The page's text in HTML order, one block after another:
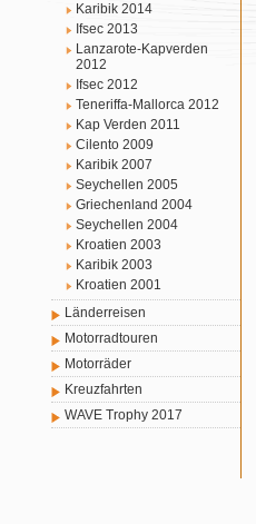
Karibik 2014
Ifsec 2013
Lanzarote-Kapverden
2012
Ifsec 2012
Teneriffa-Mallorca 2012
Kap Verden 2011
Cilento 2009
Karibik 2007
Seychellen 2005
Griechenland 2004
Seychellen 2004
Kroatien 2003
Karibik 2003
Kroatien 2001
Länderreisen
Motorradtouren
Motorräder
Kreuzfahrten
WAVE Trophy 2017